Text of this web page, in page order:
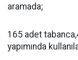
aramada;
165 adet
yapımında